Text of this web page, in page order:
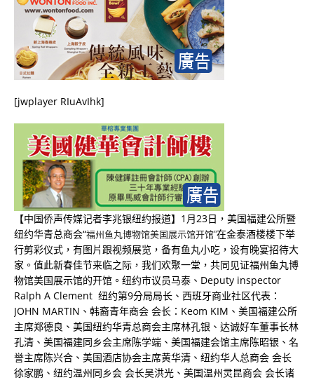
[jwplayer RIuAvIhk]
【中国侨声传媒记者李兆银纽约报道】1月23日，美国福建公所暨
纽约华青总商会“福州鱼丸博物馆美国展示馆开馆”在金泰酒楼楼下举
行剪彩仪式，有图片跟视频展览，备有鱼丸小吃，设有晚宴招待大
家。值此新春佳节来临之际，我们欢聚一堂，共同见证福州鱼丸博
物馆美国展示馆的开馆。纽约市议员马泰、Deputy inspector
Ralph A Clement 纽约第9分局局长、西班牙商业社区代表：
JOHN MARTIN、韩裔青年商会 会长：Keom KIM、美国福建公所
主席郑德良、美国纽约华青总商会主席林孔银、达诚好车董事长林
孔清、美国福建同乡会主席陈学端、美国福建会馆主席陈昭银、名
誉主席陈兴合、美国酒店协会主席黄华清、纽约华人总商会 会长
徐家鹏、纽约温州同乡会 会长吴洪光、美国温州灵昆商会 会长诸